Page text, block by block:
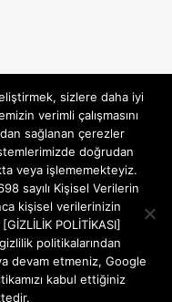
sizlere daha iyi
verimli çalışmasını
sağlanan çerezler
doğrudan
veya işlememekteyiz.
sayılı Kişisel Verilerin
kişisel verilerinizin
POLİTİKASI]
politikalarından
devam etmeniz, Google
kabul ettiğiniz